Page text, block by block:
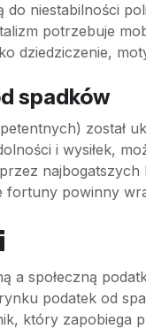
niestabilności
potrzebuje
dziedziczenie,
spadków
został
i wysiłek,
powinny
społeczną
podatek od
który zapobiega